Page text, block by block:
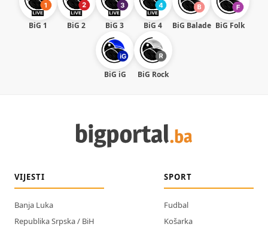
BiG 1 BiG 2 BiG 3 BiG 4 BiG Balade BiG Folk
BiG iG BiG Rock
VIJESTI
Banja Luka
Republika Srpska / BiH
SPORT
Fudbal
Košarka